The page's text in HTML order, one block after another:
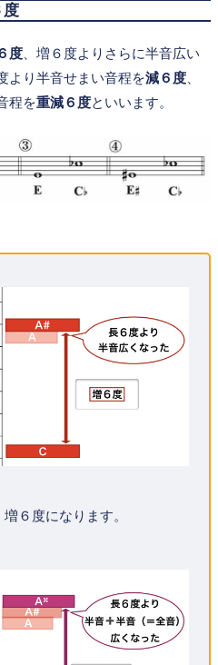
度
度 、増６度よりさらに半音広い
より半音せまい音程を減６度
程を重減６度といいます。
６度になります。